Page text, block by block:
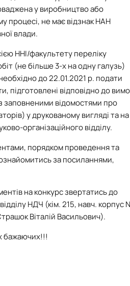
у виробництво або
процесі, не має відзнак НАН
влади.
ННІ/факультету переліку
(не більше 3-х на одну галузь)
до 22.01.2021 р. подати
підготовлені відповідно до
заповненими відомостями про
у друкованому вигляді та на
організаційного відділу.
порядком проведення та
за посиланнями,
на конкурс звертатись до
НДЧ (кім. 215, навч. корпус
Віталій Васильович).
бажаючих!!!